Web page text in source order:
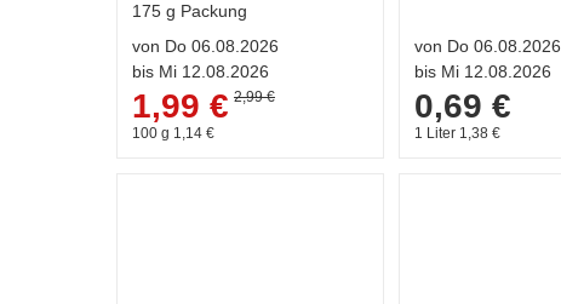
175 g Packung
von Do 06.08.2026
bis Mi 12.08.2026
1,99 € 2,99 €
100 g 1,14 €
von Do 06.08.2026
bis Mi 12.08.2026
0,69 €
1 Liter 1,38 €